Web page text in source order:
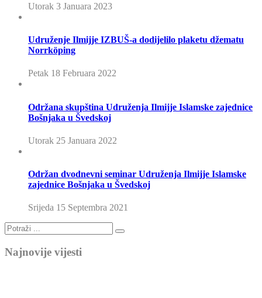
Utorak 3 Januara 2023
Udruženje Ilmijje IZBUŠ-a dodijelilo plaketu džematu
Norrköping
Petak 18 Februara 2022
Održana skupština Udruženja Ilmijje Islamske zajednice
Bošnjaka u Švedskoj
Utorak 25 Januara 2022
Održan dvodnevni seminar Udruženja Ilmijje Islamske
zajednice Bošnjaka u Švedskoj
Srijeda 15 Septembra 2021
Najnovije vijesti